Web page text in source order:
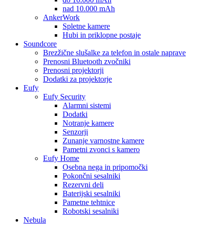
nad 10.000 mAh
AnkerWork
Spletne kamere
Hubi in priklopne postaje
Soundcore
Brezžične slušalke za telefon in ostale naprave
Prenosni Bluetooth zvočniki
Prenosni projektorji
Dodatki za projektorje
Eufy
Eufy Security
Alarmni sistemi
Dodatki
Notranje kamere
Senzorji
Zunanje varnostne kamere
Pametni zvonci s kamero
Eufy Home
Osebna nega in pripomočki
Pokončni sesalniki
Rezervni deli
Baterijski sesalniki
Pametne tehtnice
Robotski sesalniki
Nebula